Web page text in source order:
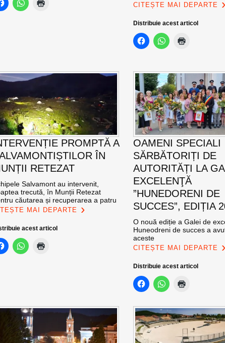
CITEȘTE MAI DEPARTE
Distribuie acest articol
PROMPTĂ A
ÎN
RETEZAT
Salvamont au intervenit,
trecută, în Munții Retezat
căutarea și recuperarea a patru
MAI DEPARTE
acest articol
OAMENI SPECIALI
SĂRBĂTORIȚI DE
AUTORITĂȚI LA
EXCELENŢĂ
”HUNEDORENI DE
SUCCES”, EDIȚIA
O nouă ediție a Galei de
Huneodreni de succes a
aceste
CITEȘTE MAI DEPARTE
Distribuie acest articol